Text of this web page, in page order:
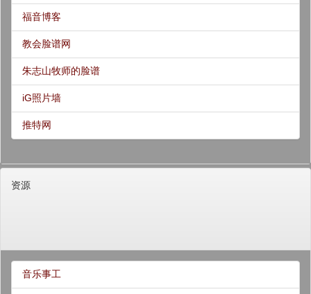
福音博客
教会脸谱网
朱志山牧师的脸谱
iG照片墙
推特网
资源
音乐事工